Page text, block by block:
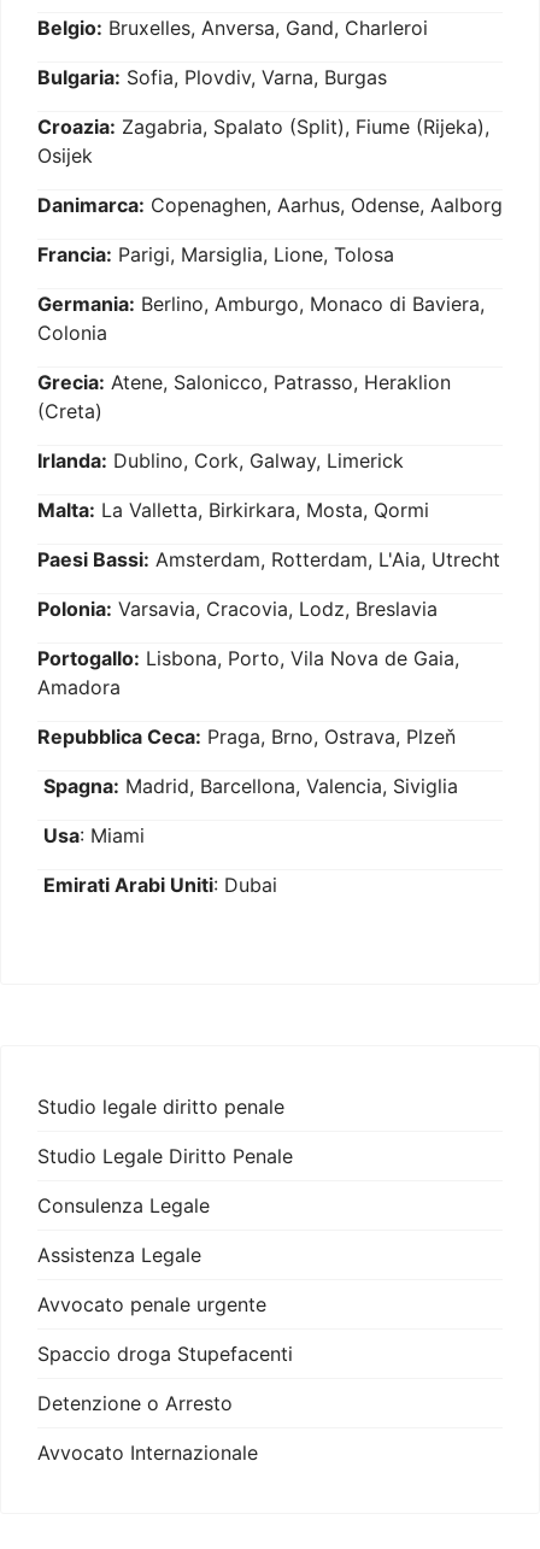
Belgio: Bruxelles, Anversa, Gand, Charleroi
Bulgaria: Sofia, Plovdiv, Varna, Burgas
Croazia: Zagabria, Spalato (Split), Fiume (Rijeka),
Osijek
Danimarca: Copenaghen, Aarhus, Odense, Aalborg
Francia: Parigi, Marsiglia, Lione, Tolosa
Germania: Berlino, Amburgo, Monaco di Baviera,
Colonia
Grecia: Atene, Salonicco, Patrasso, Heraklion
(Creta)
Irlanda: Dublino, Cork, Galway, Limerick
Malta: La Valletta, Birkirkara, Mosta, Qormi
Paesi Bassi: Amsterdam, Rotterdam, L'Aia, Utrecht
Polonia: Varsavia, Cracovia, Lodz, Breslavia
Portogallo: Lisbona, Porto, Vila Nova de Gaia,
Amadora
Repubblica Ceca: Praga, Brno, Ostrava, Plzeň
Spagna: Madrid, Barcellona, Valencia, Siviglia
Usa: Miami
Emirati Arabi Uniti: Dubai
Studio legale diritto penale
Studio Legale Diritto Penale
Consulenza Legale
Assistenza Legale
Avvocato penale urgente
Spaccio droga Stupefacenti
Detenzione o Arresto
Avvocato Internazionale